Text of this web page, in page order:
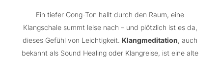
Ein tiefer Gong-Ton hallt durch den Raum, eine
Klangschale summt leise nach – und plötzlich ist es da,
dieses Gefühl von Leichtigkeit. Klangmeditation, auch
bekannt als Sound Healing oder Klangreise, ist eine alte